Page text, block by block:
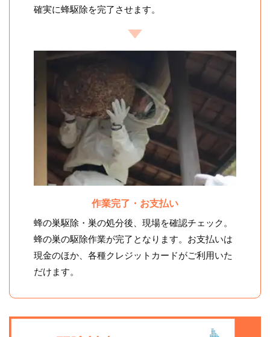
確実に蜂駆除を完了させます。
作業完了・お支払い
蜂の巣駆除・巣の処分後、現場を確認チェック。
蜂の巣の駆除作業が完了となります。お支払いは
現金のほか、各種クレジットカードがご利用いた
だけます。